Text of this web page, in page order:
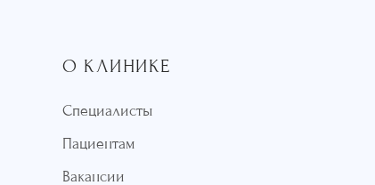
О КЛИНИКЕ
Специалисты
Пациентам
Вакансии